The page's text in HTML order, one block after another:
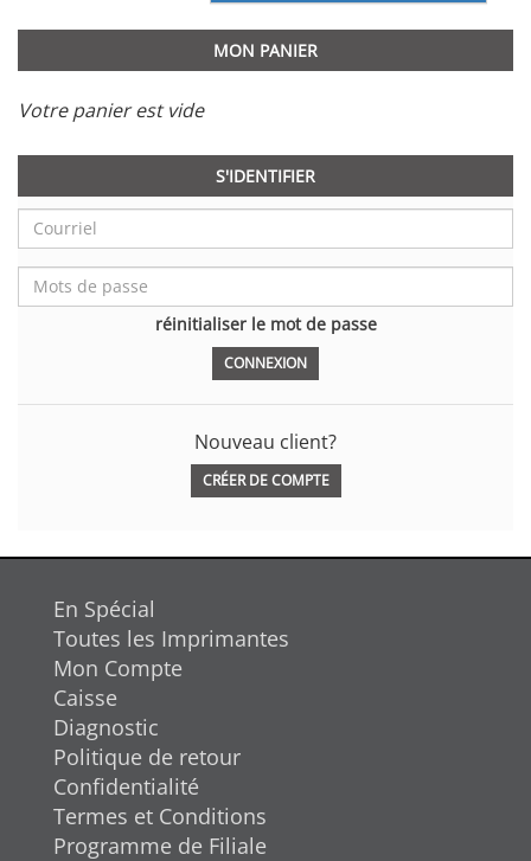
MON PANIER
Votre panier est vide
S'IDENTIFIER
réinitialiser le mot de passe
Nouveau client?
CRÉER DE COMPTE
En Spécial
Toutes les Imprimantes
Mon Compte
Caisse
Diagnostic
Politique de retour
Confidentialité
Termes et Conditions
Programme de Filiale